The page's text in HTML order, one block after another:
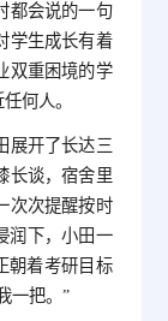
都会说的一句
学生成长有着
双重困境的学
何人。
展开了长达三
长谈，宿舍里
次次提醒按时
润下，小田一
朝着考研目标
一把。”